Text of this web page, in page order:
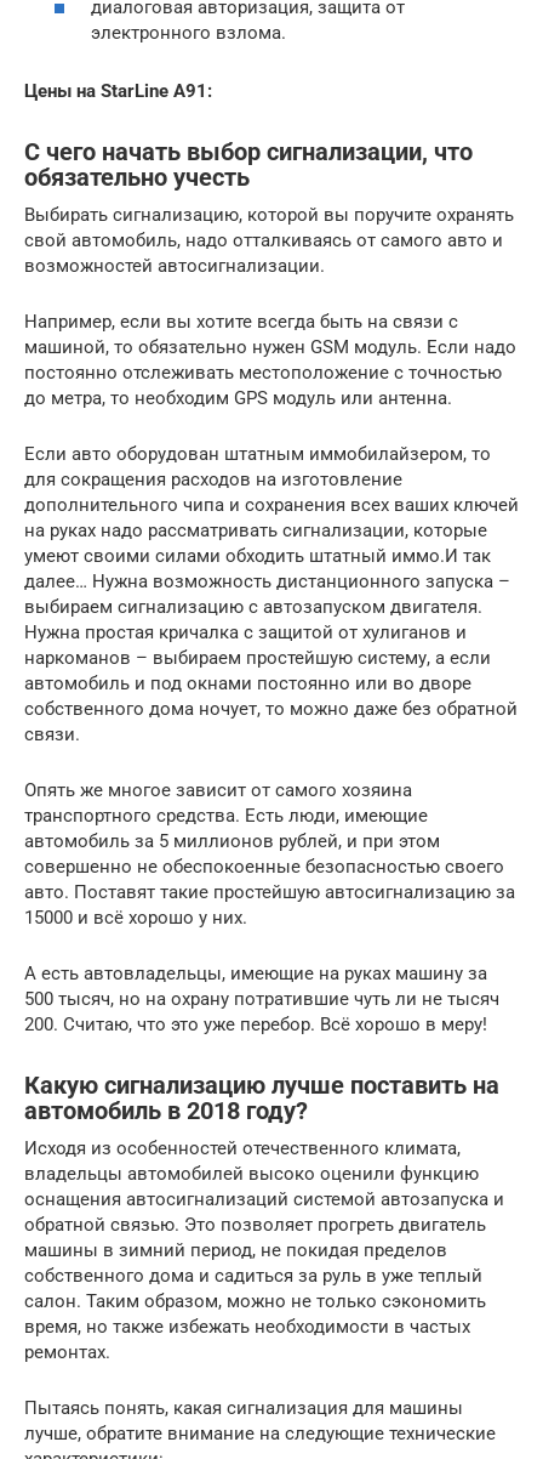
диалоговая авторизация, защита от
электронного взлома.
Цены на StarLine A91:
С чего начать выбор сигнализации, что
обязательно учесть
Выбирать сигнализацию, которой вы поручите охранять
свой автомобиль, надо отталкиваясь от самого авто и
возможностей автосигнализации.
Например, если вы хотите всегда быть на связи с
машиной, то обязательно нужен GSM модуль. Если надо
постоянно отслеживать местоположение с точностью
до метра, то необходим GPS модуль или антенна.
Если авто оборудован штатным иммобилайзером, то
для сокращения расходов на изготовление
дополнительного чипа и сохранения всех ваших ключей
на руках надо рассматривать сигнализации, которые
умеют своими силами обходить штатный иммо.И так
далее… Нужна возможность дистанционного запуска –
выбираем сигнализацию с автозапуском двигателя.
Нужна простая кричалка с защитой от хулиганов и
наркоманов – выбираем простейшую систему, а если
автомобиль и под окнами постоянно или во дворе
собственного дома ночует, то можно даже без обратной
связи.
Опять же многое зависит от самого хозяина
транспортного средства. Есть люди, имеющие
автомобиль за 5 миллионов рублей, и при этом
совершенно не обеспокоенные безопасностью своего
авто. Поставят такие простейшую автосигнализацию за
15000 и всё хорошо у них.
А есть автовладельцы, имеющие на руках машину за
500 тысяч, но на охрану потратившие чуть ли не тысяч
200. Считаю, что это уже перебор. Всё хорошо в меру!
Какую сигнализацию лучше поставить на
автомобиль в 2018 году?
Исходя из особенностей отечественного климата,
владельцы автомобилей высоко оценили функцию
оснащения автосигнализаций системой автозапуска и
обратной связью. Это позволяет прогреть двигатель
машины в зимний период, не покидая пределов
собственного дома и садиться за руль в уже теплый
салон. Таким образом, можно не только сэкономить
время, но также избежать необходимости в частых
ремонтах.
Пытаясь понять, какая сигнализация для машины
лучше, обратите внимание на следующие технические